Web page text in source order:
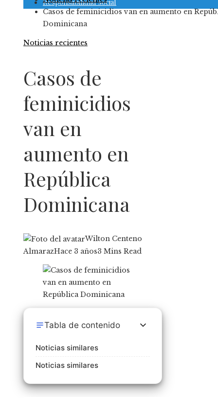
Responsabilidad social
Casos de feminicidios van en aumento en
Dominicana
Noticias recientes
Casos de
feminicidios
van en
aumento en
República
Dominicana
Wilton Centeno
AlmarazHace 3 años3 Mins Read
Tabla de contenido
Noticias similares
Noticias similares